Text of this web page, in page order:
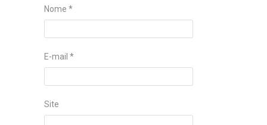
Nome *
E-mail *
Site